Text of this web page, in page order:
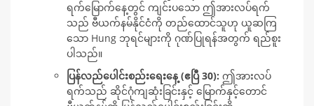
ရက်မြောက်နေ့တွင် ကျင်းပသော ဤအားလပ်ရက်
သည် ဗီယက်နမ်နိုင်ငံကို တည်ထောင်သူဟု ယူဆကြ
သော Hung ဘုရင်များကို ဂုဏ်ပြုရန်အတွက် ရည်စူး
ပါသည်။
ပြန်လည်ပေါင်းစည်းရေးနေ့ (ဧပြီ 30): ဤအားလပ်
ရက်သည် ဆိုင်ဂုံကျဆုံးခြင်းနှင့် မြောက်နှင့်တောင်